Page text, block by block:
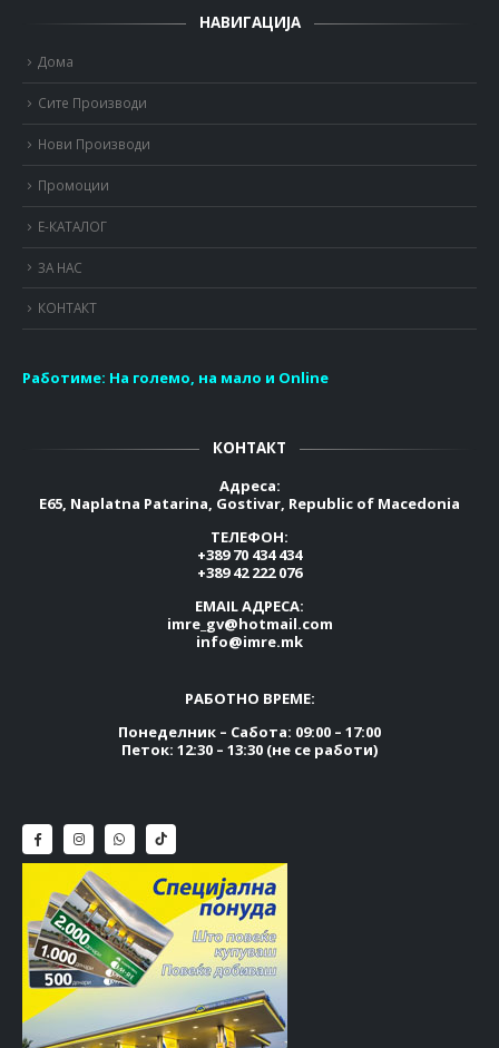
НАВИГАЦИЈА
Дома
Сите Производи
Нови Производи
Промоции
Е-КАТАЛОГ
ЗА НАС
КОНТАКТ
Работиме: На големо, на мало и Online
КОНТАКТ
Адреса:
E65, Naplatna Patarina, Gostivar, Republic of Macedonia
ТЕЛЕФОН:
+389 70 434 434
+389 42 222 076
EMAIL АДРЕСА:
imre_gv@hotmail.com
info@imre.mk
РАБОТНО ВРЕМЕ:
Понеделник – Сабота: 09:00 – 17:00
Петок: 12:30 – 13:30 (не се работи)